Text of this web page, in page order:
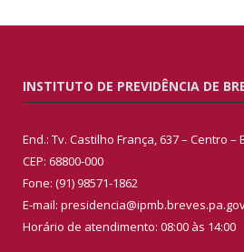
INSTITUTO DE PREVIDÊNCIA DE
End.: Tv. Castilho França, 637 – Centro
CEP: 68800-000
Fone: (91) 98571-1862
E-mail:
Horário de atendimento: 08:00 às 14:00